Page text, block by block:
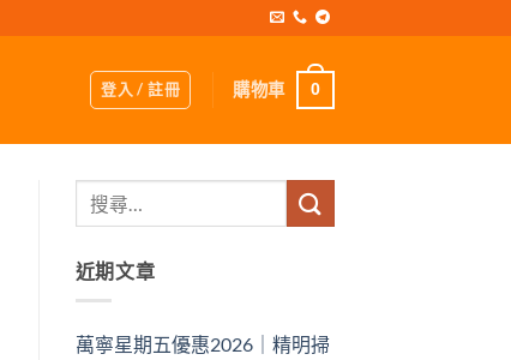
登入 / 註冊 購物車 0
近期文章
萬寧星期五優惠2026｜精明掃